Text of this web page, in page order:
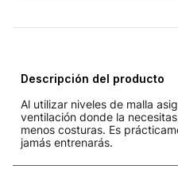
Descripción del producto
Al utilizar niveles de malla
ventilación donde la
menos costuras. Es
jamás entrenarás.